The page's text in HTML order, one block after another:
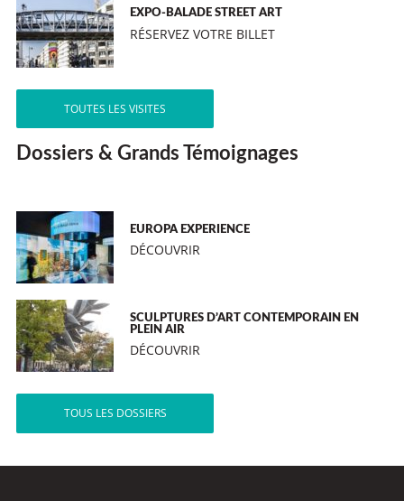
EXPO-BALADE STREET ART
RÉSERVEZ VOTRE BILLET
TOUTES LES VISITES
Dossiers & Grands Témoignages
EUROPA EXPERIENCE
DÉCOUVRIR
SCULPTURES D’ART CONTEMPORAIN EN
PLEIN AIR
DÉCOUVRIR
TOUS LES DOSSIERS